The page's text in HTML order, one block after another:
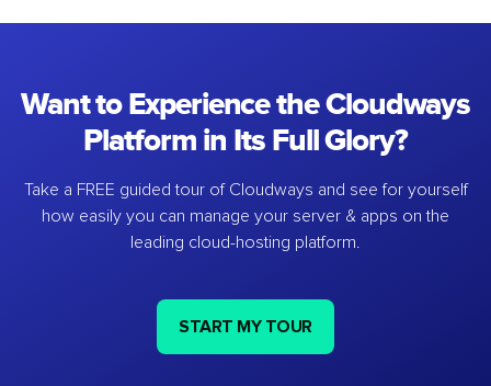
Want to Experience the Cloudways
Platform in Its Full Glory?
Take a FREE guided tour of Cloudways and see for yourself
how easily you can manage your server & apps on the
leading cloud-hosting platform.
START MY TOUR